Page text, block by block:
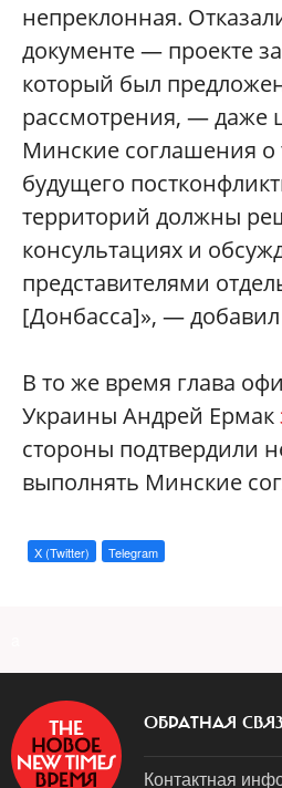
непреклонная.
документе — проекте
который был
рассмотрения, — даже
Минские соглашения о
будущего
территорий должны
консультациях и
представителями
[Донбасса]», —
В то же время глава
Украины Андрей Ермак
стороны подтвердили
выполнять Минские
X (Twitter) Telegram
ОБРАТНАЯ
Контактная